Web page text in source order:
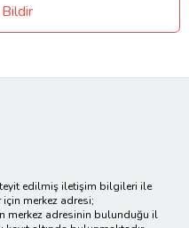
teyit edilmiş iletişim bilgileri ile
merkez adresi;
merkez adresinin bulunduğu il